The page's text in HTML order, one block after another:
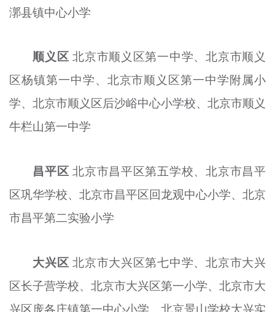
漷县镇中心小学
顺义区 北京市顺义区第一中学、北京市顺义
区杨镇第一中学、北京市顺义区第一中学附属小
学、北京市顺义区后沙峪中心小学校、北京市顺义
牛栏山第一中学
昌平区北京市昌平区第五学校、北京市昌平
区巩华学校、北京市昌平区回龙观中心小学、北京
市昌平第二实验小学
大兴区 北京市大兴区第七中学、北京市大兴
区长子营学校、北京市大兴区第一小学、北京市大
兴区庞各庄镇第一中心小学、北京景山学校大兴实